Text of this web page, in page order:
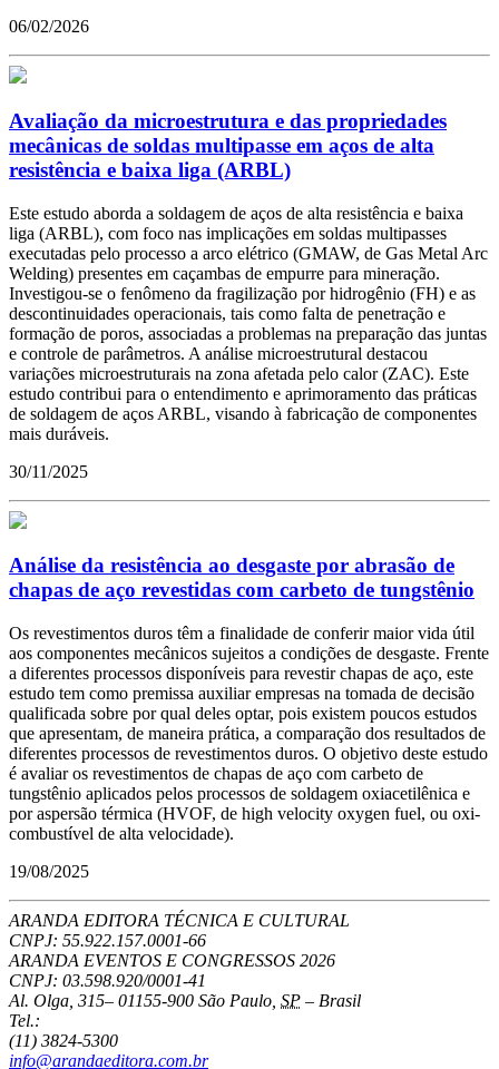
06/02/2026
Avaliação da microestrutura e das propriedades
mecânicas de soldas multipasse em aços de alta
resistência e baixa liga (ARBL)
Este estudo aborda a soldagem de aços de alta resistência e baixa
liga (ARBL), com foco nas implicações em soldas multipasses
executadas pelo processo a arco elétrico (GMAW, de Gas Metal Arc
Welding) presentes em caçambas de empurre para mineração.
Investigou-se o fenômeno da fragilização por hidrogênio (FH) e as
descontinuidades operacionais, tais como falta de penetração e
formação de poros, associadas a problemas na preparação das juntas
e controle de parâmetros. A análise microestrutural destacou
variações microestruturais na zona afetada pelo calor (ZAC). Este
estudo contribui para o entendimento e aprimoramento das práticas
de soldagem de aços ARBL, visando à fabricação de componentes
mais duráveis.
30/11/2025
Análise da resistência ao desgaste por abrasão de
chapas de aço revestidas com carbeto de tungstênio
Os revestimentos duros têm a finalidade de conferir maior vida útil
aos componentes mecânicos sujeitos a condições de desgaste. Frente
a diferentes processos disponíveis para revestir chapas de aço, este
estudo tem como premissa auxiliar empresas na tomada de decisão
qualificada sobre por qual deles optar, pois existem poucos estudos
que apresentam, de maneira prática, a comparação dos resultados de
diferentes processos de revestimentos duros. O objetivo deste estudo
é avaliar os revestimentos de chapas de aço com carbeto de
tungstênio aplicados pelos processos de soldagem oxiacetilênica e
por aspersão térmica (HVOF, de high velocity oxygen fuel, ou oxi-
combustível de alta velocidade).
19/08/2025
ARANDA EDITORA TÉCNICA E CULTURAL
CNPJ: 55.922.157.0001-66
ARANDA EVENTOS E CONGRESSOS 2026
CNPJ: 03.598.920/0001-41
Al. Olga, 315– 01155-900 São Paulo SP – Brasil
Tel.:
(11) 3824-5300
info@arandaeditora.com.br